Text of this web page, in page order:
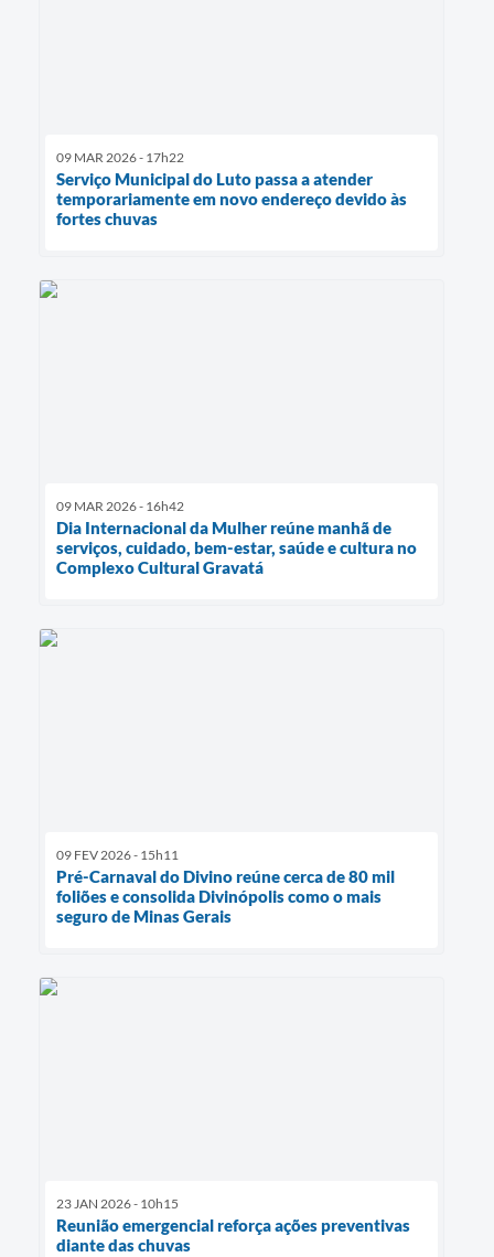
09 MAR 2026 - 17h22
Serviço Municipal do Luto passa a atender
temporariamente em novo endereço devido às
fortes chuvas
09 MAR 2026 - 16h42
Dia Internacional da Mulher reúne manhã de
serviços, cuidado, bem-estar, saúde e cultura no
Complexo Cultural Gravatá
09 FEV 2026 - 15h11
Pré-Carnaval do Divino reúne cerca de 80 mil
foliões e consolida Divinópolis como o mais
seguro de Minas Gerais
23 JAN 2026 - 10h15
Reunião emergencial reforça ações preventivas
diante das chuvas